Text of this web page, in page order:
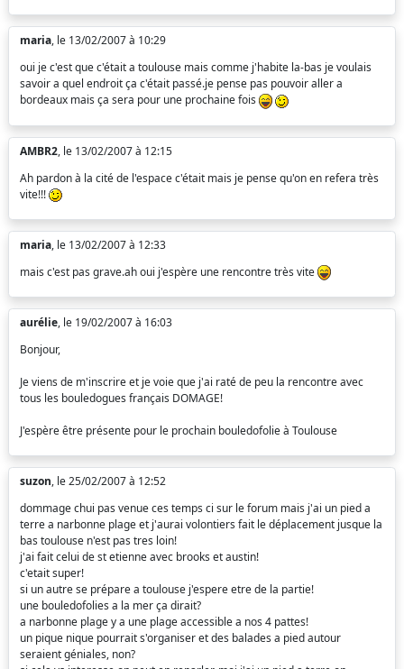
maria, le 13/02/2007 à 10:29
oui je c'est que c'était a toulouse mais comme j'habite la-bas je voulais
savoir a quel endroit ça c'était passé.je pense pas pouvoir aller a
bordeaux mais ça sera pour une prochaine fois
AMBR2, le 13/02/2007 à 12:15
Ah pardon à la cité de l'espace c'était mais je pense qu'on en refera très
vite!!!
maria, le 13/02/2007 à 12:33
mais c'est pas grave.ah oui j'espère une rencontre très vite
aurélie, le 19/02/2007 à 16:03
Bonjour,
Je viens de m'inscrire et je voie que j'ai raté de peu la rencontre avec
tous les bouledogues français DOMAGE!
J'espère être présente pour le prochain bouledofolie à Toulouse
suzon, le 25/02/2007 à 12:52
dommage chui pas venue ces temps ci sur le forum mais j'ai un pied a
terre a narbonne plage et j'aurai volontiers fait le déplacement jusque la
bas toulouse n'est pas tres loin!
j'ai fait celui de st etienne avec brooks et austin!
c'etait super!
si un autre se prépare a toulouse j'espere etre de la partie!
une bouledofolies a la mer ça dirait?
a narbonne plage y a une plage accessible a nos 4 pattes!
un pique nique pourrait s'organiser et des balades a pied autour
seraient géniales, non?